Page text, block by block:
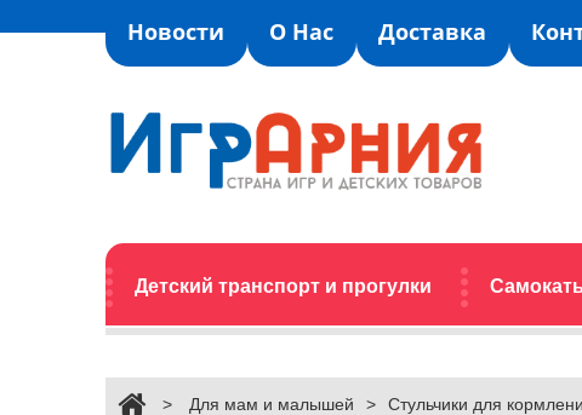
Новости О Нас Доставка
Детский транспорт и прогулки
> Для мам и малышей > Стульчики для